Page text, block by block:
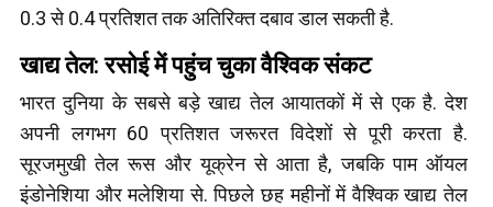
0.3 से 0.4 प्रतिशत तक अतिरिक्त दबाव डाल सकती है.
खाद्य तेल: रसोई में पहुंच चुका वैश्विक संकट
भारत दुनिया के सबसे बड़े खाद्य तेल आयातकों में से एक है. देश
अपनी लगभग 60 प्रतिशत जरूरत विदेशों से पूरी करता है.
सूरजमुखी तेल रूस और यूक्रेन से आता है, जबकि पाम ऑयल
इंडोनेशिया और मलेशिया से. पिछले छह महीनों में वैश्विक खाद्य तेल